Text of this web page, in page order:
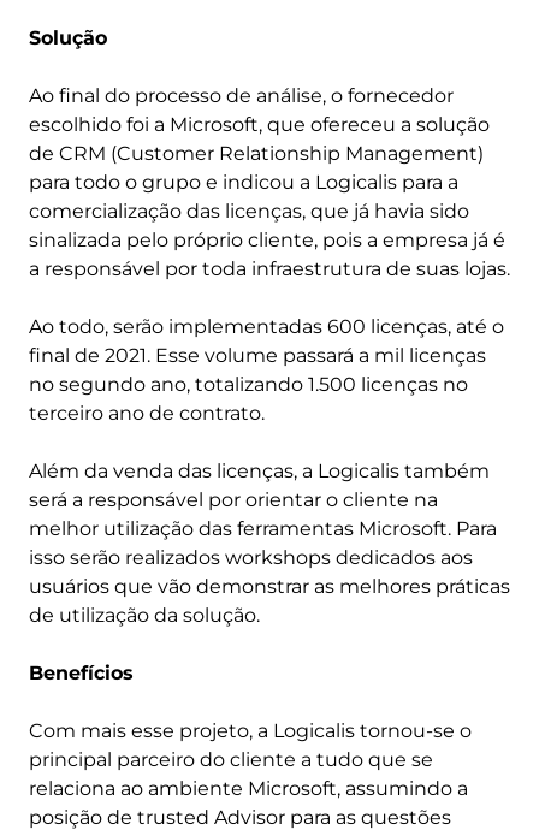
Solução
Ao final do processo de análise, o fornecedor
escolhido foi a Microsoft, que ofereceu a solução
de CRM (Customer Relationship Management)
para todo o grupo e indicou a Logicalis para a
comercialização das licenças, que já havia sido
sinalizada pelo próprio cliente, pois a empresa já é
a responsável por toda infraestrutura de suas lojas.
Ao todo, serão implementadas 600 licenças, até o
final de 2021. Esse volume passará a mil licenças
no segundo ano, totalizando 1.500 licenças no
terceiro ano de contrato.
Além da venda das licenças, a Logicalis também
será a responsável por orientar o cliente na
melhor utilização das ferramentas Microsoft. Para
isso serão realizados workshops dedicados aos
usuários que vão demonstrar as melhores práticas
de utilização da solução.
Benefícios
Com mais esse projeto, a Logicalis tornou-se o
principal parceiro do cliente a tudo que se
relaciona ao ambiente Microsoft, assumindo a
posição de trusted Advisor para as questões